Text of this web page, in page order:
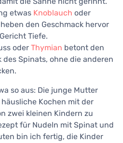
etwas Knoblauch oder
den Geschmack hervor
Tiefe.
oder Thymian betont den
des Spinats, ohne die anderen
so aus: Die junge Mutter
Kochen mit der
zwei kleinen Kindern zu
für Nudeln mit Spinat und
bin ich fertig, die Kinder